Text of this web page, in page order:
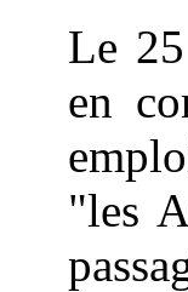
Le
en
"les